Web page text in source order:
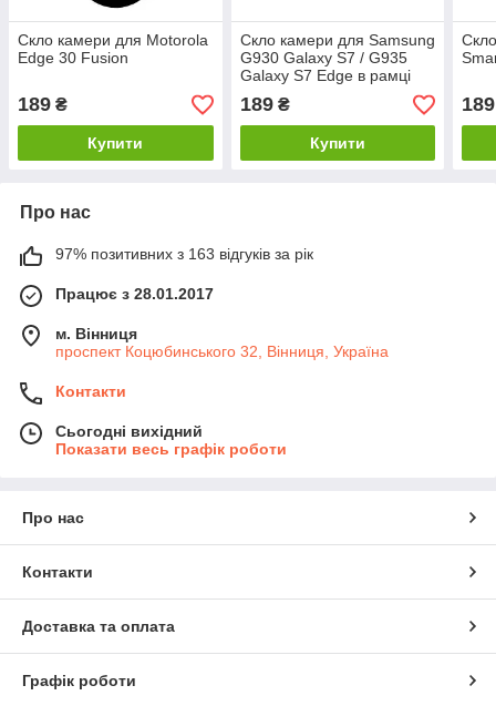
Скло камери для Motorola
Edge 30 Fusion
189 ₴
Купити
Скло камери для Samsung
G930 Galaxy S7 / G935
Galaxy S7 Edge в рамці
(Black)
189₴
Купити
189
Про нас
97% позитивних з 163 відгуків за рік
Працює з 28.01.2017
м. Вінниця
проспект Коцюбинського 32, Вінниця, Україна
Контакти
Сьогодні вихідний
Показати весь графік роботи
Про нас
Контакти
Доставка та оплата
Графік роботи